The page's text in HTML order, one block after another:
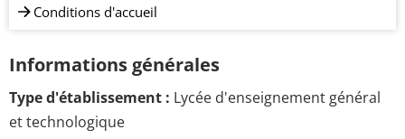
Conditions d'accueil
Informations générales
Type d'établissement : Lycée d'enseignement général
et technologique